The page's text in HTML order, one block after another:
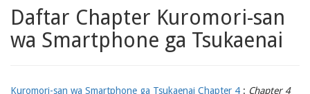
Daftar Chapter Kuromori-san
wa Smartphone ga Tsukaenai
Kuromori-san wa Smartphone ga Tsukaenai Chapter 4 : Chapter 4